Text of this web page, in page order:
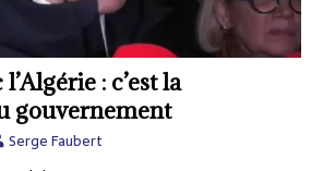
: c’est la
gouvernement
Serge Faubert